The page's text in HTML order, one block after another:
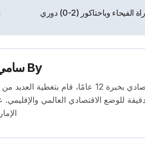
بالفيديو | اهداف مباراة الفيحاء وباختاكور (2-0) دوري
By
محرر اقتصادي بخبرة 12 عامًا، قام
للوضع الاقتصادي العالمي